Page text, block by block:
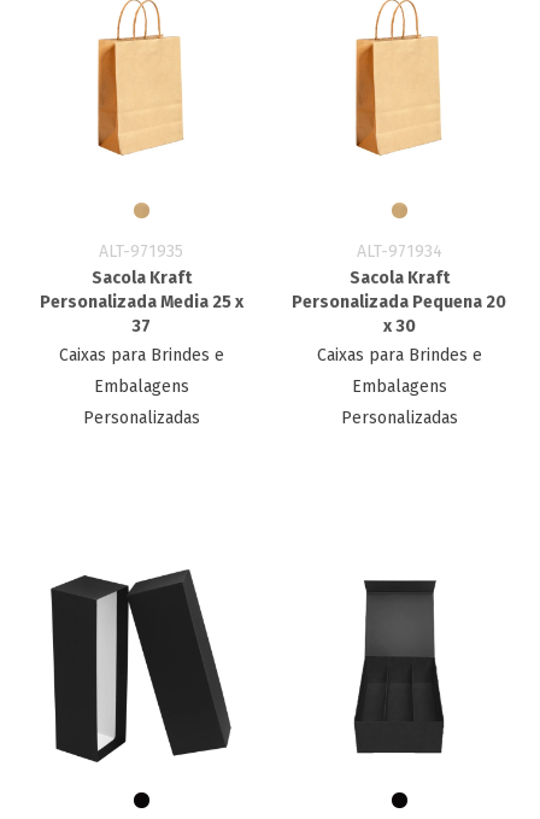
ALT-971935
Sacola Kraft
Personalizada Media 25 x
37
Caixas para Brindes e
Embalagens
Personalizadas
ALT-971934
Sacola Kraft
Personalizada Pequena 20
x 30
Caixas para Brindes e
Embalagens
Personalizadas